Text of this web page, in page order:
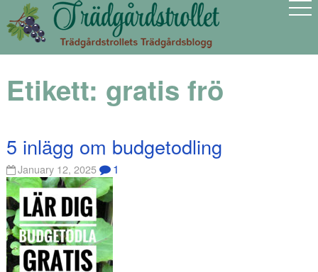
Etikett: gratis frö
5 inlägg om budgetodling
January 12, 2025 1